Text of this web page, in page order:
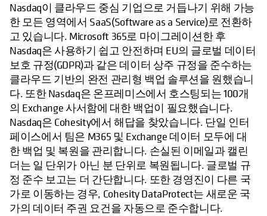
Nasdaq이 클라우드 중심 기업으로 거듭나기 위해 가능
한 모든 영역에서 SaaS(Software as a Service)로 전환하
고 있습니다. Microsoft 365로 마이그레이션한 후
Nasdaq은 사용하기 쉽고 안전하며 EU의 글로벌 데이터
보호 규정(GDPR)과 같은 데이터 상주 규정을 준수하는
클라우드 기반의 완전 관리형 백업 솔루션을 원했습니
다. 또한 Nasdaq은 온프레미스에서 호스팅되는 100개
의 Exchange 사서함에 대한 백업이 필요했습니다.
Nasdaq은 Cohesity에서 해답을 찾았습니다. 단일 인터
페이스에서 팀은 M365 및 Exchange 데이터 모두에 대
한 백업 및 복원을 관리합니다. 손실된 이메일과 캘린
더는 일 단위가 아닌 분 단위로 복원됩니다. 글로벌 규
정 준수 보고는 더 간단합니다. 또한 경영진이 다른 국
가로 이동하는 경우, Cohesity DataProtect는 새로운 국
가의 데이터 주권 요건을 자동으로 준수합니다.